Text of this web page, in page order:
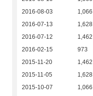
2016-08-03
1,066
2016-07-13
1,628
2016-07-12
1,462
2016-02-15
973
2015-11-20
1,462
2015-11-05
1,628
2015-10-07
1,066